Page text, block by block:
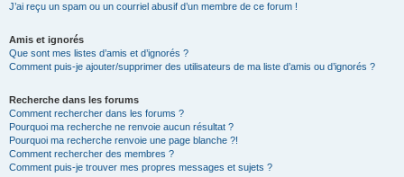
J’ai reçu un spam ou un courriel abusif d’un membre de ce forum !
Amis et ignorés
Que sont mes listes d’amis et d’ignorés ?
Comment puis-je ajouter/supprimer des utilisateurs de ma liste d’amis ou d’ignorés ?
Recherche dans les forums
Comment rechercher dans les forums ?
Pourquoi ma recherche ne renvoie aucun résultat ?
Pourquoi ma recherche renvoie une page blanche ?!
Comment rechercher des membres ?
Comment puis-je trouver mes propres messages et sujets ?